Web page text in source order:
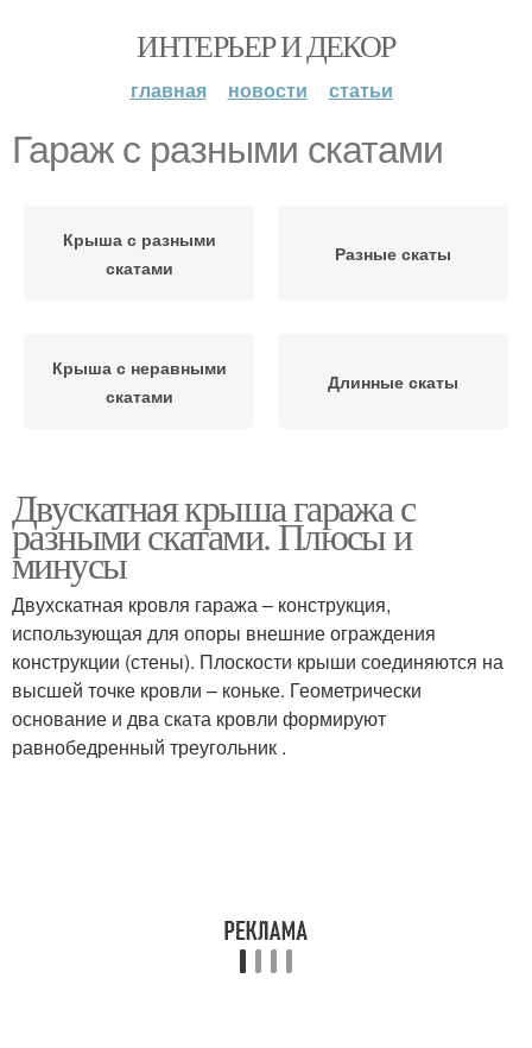
ИНТЕРЬЕР И ДЕКОР
главная новости статьи
Гараж с разными скатами
Крыша с разными
скатами
Разные скаты
Крыша с неравными
скатами
Длинные скаты
Двускатная крыша гаража с
разными скатами. Плюсы и
минусы
Двухскатная кровля гаража – конструкция,
использующая для опоры внешние ограждения
конструкции (стены). Плоскости крыши соединяются на
высшей точке кровли – коньке. Геометрически
основание и два ската кровли формируют
равнобедренный треугольник .